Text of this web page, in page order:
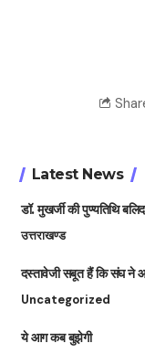
Latest News
डॉ. मुखर्जी की पुण्यतिथि
उत्तराखण्ड
दस्तावेजी सबूत हैं कि संघ ने
Uncategorized
ये आग कब बुझेगी